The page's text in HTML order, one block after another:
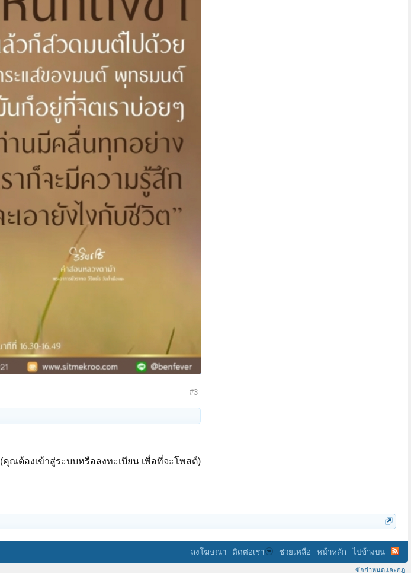
#3
(คุณต้องเข้าสู่ระบบหรือลงทะเบียน เพื่อที่จะโพสต์)
ลงโฆษณา ติดต่อเรา ช่วยเหลือ หน้าหลัก ไปข้างบน
ข้อกำหนดและกฎ